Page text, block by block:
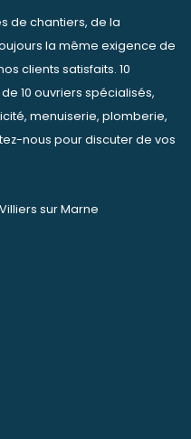
de chantiers, de la
la même exigence de
clients satisfaits. 10
10 ouvriers spécialisés,
menuiserie, plomberie,
nous pour discuter de vos
sur Marne